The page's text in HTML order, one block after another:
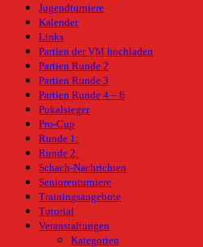
Jugendturniere
Kalender
Links
Partien der VM hochladen
Partien Runde 2
Partien Runde 3
Partien Runde 4 – 6
Pokalsieger
Pro-Cup
Runde 1:
Runde 2:
Schach-Nachrichten
Seniorenturniere
Trainingsangebote
Tutorial
Veranstaltungen
Kategorien